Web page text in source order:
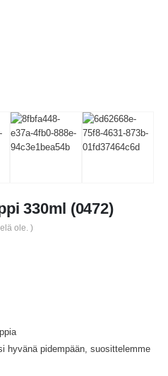
330ml (0472)
ole. )
hyvänä pidempään, suosittelemme